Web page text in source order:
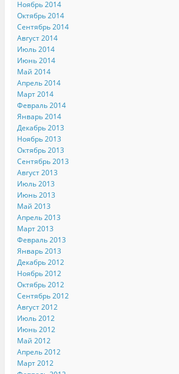
Ноябрь 2014
Октябрь 2014
Сентябрь 2014
Август 2014
Июль 2014
Июнь 2014
Май 2014
Апрель 2014
Март 2014
Февраль 2014
Январь 2014
Декабрь 2013
Ноябрь 2013
Октябрь 2013
Сентябрь 2013
Август 2013
Июль 2013
Июнь 2013
Май 2013
Апрель 2013
Март 2013
Февраль 2013
Январь 2013
Декабрь 2012
Ноябрь 2012
Октябрь 2012
Сентябрь 2012
Август 2012
Июль 2012
Июнь 2012
Май 2012
Апрель 2012
Март 2012